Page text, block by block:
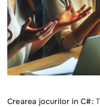
Crearea jocurilor in C#: